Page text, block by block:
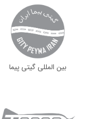
بین المللی گیتی پیما